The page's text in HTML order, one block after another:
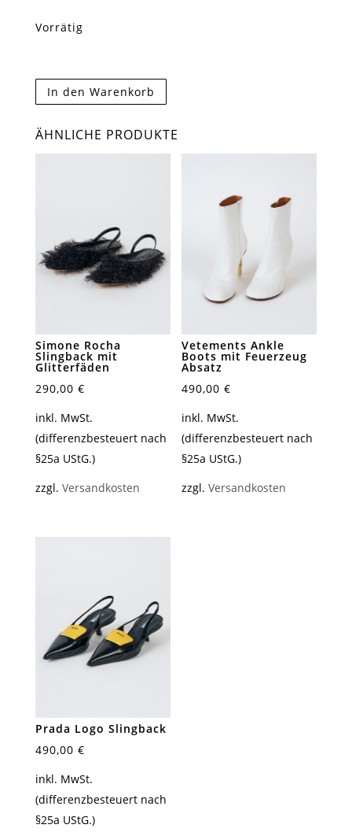
Vorrätig
Malone
Souliers
x
Emanuel
Punkten
Menge
In den Warenkorb
ÄHNLICHE PRODUKTE
Simone Rocha
Slingback mit
Glitterfäden
290,00 €
inkl. MwSt.
(differenzbesteuert nach
§25a UStG.)
zzgl. Versandkosten
Vetements Ankle
Boots mit Feuerzeug
Absatz
490,00€
inkl. MwSt.
(differenzbesteuert nach
§25a UStG.)
zzgl.Versandkosten
Prada Logo Slingback
490,00 €
inkl. MwSt.
(differenzbesteuert nach
§25a UStG.)